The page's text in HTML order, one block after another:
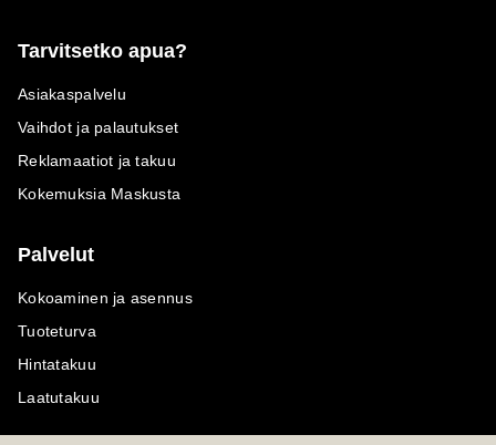
Tarvitsetko apua?
Asiakaspalvelu
Vaihdot ja palautukset
Reklamaatiot ja takuu
Kokemuksia Maskusta
Palvelut
Kokoaminen ja asennus
Tuoteturva
Hintatakuu
Laatutakuu